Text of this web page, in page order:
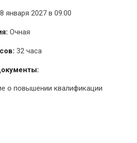
января 2027 в 09:00
Очная
32 часа
о повышении квалификации